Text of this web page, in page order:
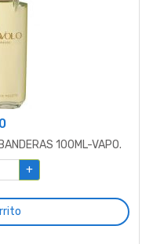
100ML-VAPO.
+